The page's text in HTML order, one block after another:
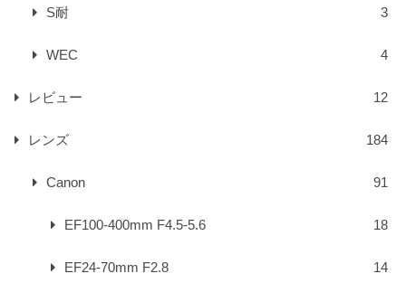
S耐 3
WEC 4
レビュー 12
レンズ 184
Canon 91
EF100-400mm F4.5-5.6 18
EF24-70mm F2.8 14